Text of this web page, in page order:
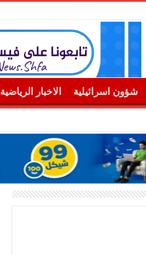
شؤون اسرائيلية الاخبار الرياضية